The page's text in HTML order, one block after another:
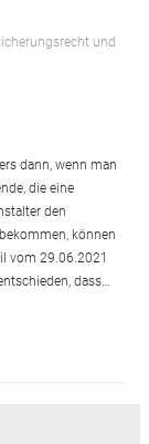
und
dann, wenn man
die eine
den
können
vom 29.06.2021
dass…